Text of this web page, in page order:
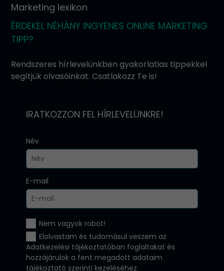
Marketing lexikon
ÉRDEKEL NÉHÁNY INGYENES ONLINE MARKETING
TIPP?
Rendszeres hírlevelünkben gyakorlatias tippekkel
segítjük olvasóinkat. Csatlakozz Te is!
IRATKOZZON FEL HÍRLEVELÜNKRE!
Név
E-mail
Nem vagyok robot!
Elolvastam és tudomásul veszem az
Adatkezelési tájékoztatóban foglaltakat és
hozzájárulok a fent megadott adataim
tájékoztató szerinti kezeléséhez.